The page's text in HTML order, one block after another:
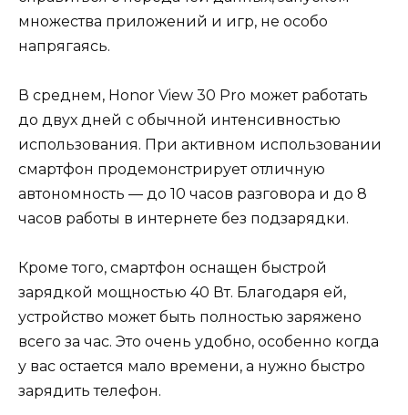
множества приложений и игр, не особо
напрягаясь.
В среднем, Honor View 30 Pro может работать
до двух дней с обычной интенсивностью
использования. При активном использовании
смартфон продемонстрирует отличную
автономность — до 10 часов разговора и до 8
часов работы в интернете без подзарядки.
Кроме того, смартфон оснащен быстрой
зарядкой мощностью 40 Вт. Благодаря ей,
устройство может быть полностью заряжено
всего за час. Это очень удобно, особенно когда
у вас остается мало времени, а нужно быстро
зарядить телефон.